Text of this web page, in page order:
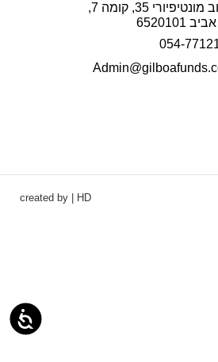
35, קומה 7,
6520101
054-
created by | HD